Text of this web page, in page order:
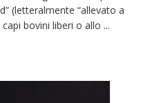
(letteralmente “allevato a
bovini liberi o allo ...